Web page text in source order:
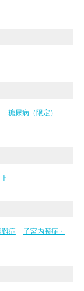
糖尿病（限定）
難症
子宮内膜症・